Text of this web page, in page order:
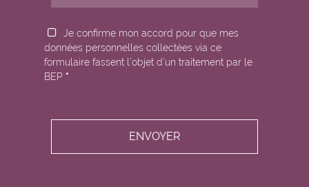
Je confirme mon accord pour que mes
données personnelles collectées via ce
formulaire fassent l’objet d’un traitement par le
BEP *